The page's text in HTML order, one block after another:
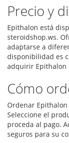
Precio y
Epithalon está
steroidshop.ws.
adaptarse a
disponibilidad es
adquirir Epithalon
Cómo
Ordenar
Seleccione el
proceda al pago.
seguros para su